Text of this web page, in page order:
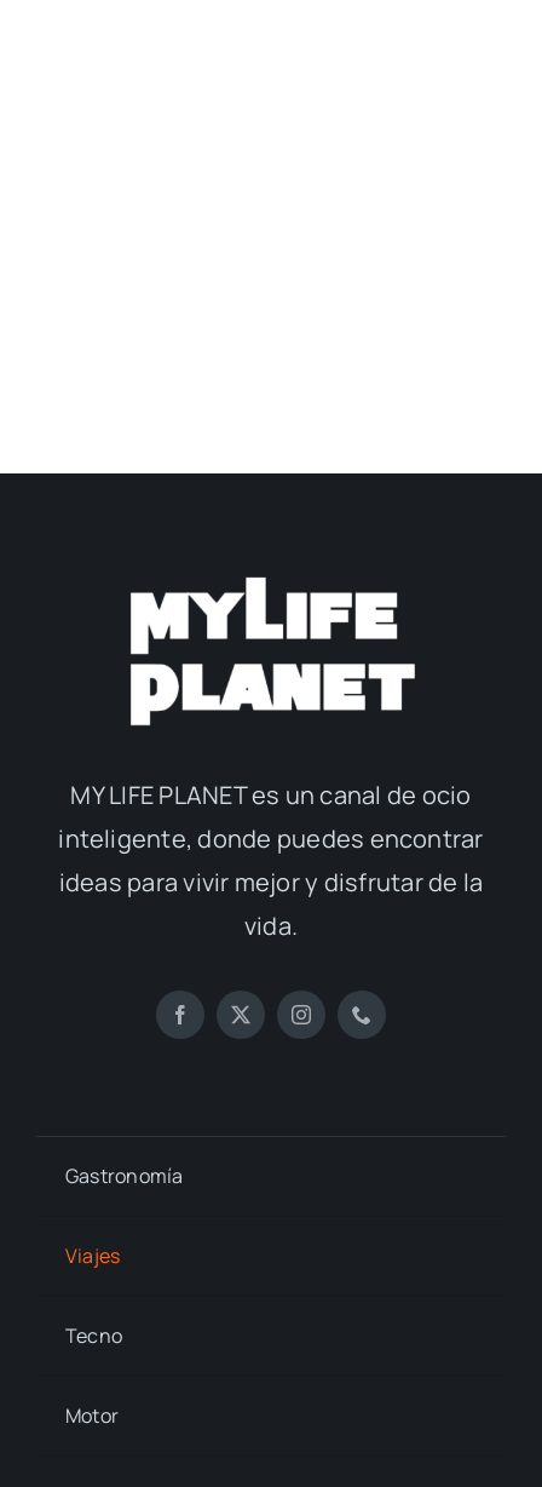
MY LIFE PLANET es un canal de ocio
inteligente, donde puedes encontrar
ideas para vivir mejor y disfrutar de la
vida.
Gastronomía
Viajes
Tecno
Motor